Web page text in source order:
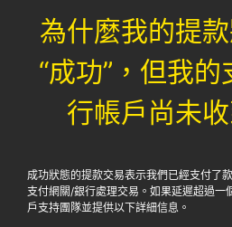
為什麼我的提
“成功”，但我
行帳戶尚未
成功狀態的提款交易表示我們已經支付了
支付網關/銀行處理交易。如果延遲超過
戶支持團隊並提供以下詳細信息。